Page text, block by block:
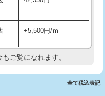
） 11,000円~
+5,500円/ｍ
現地調査
ご覧になれます。
全て税込表記